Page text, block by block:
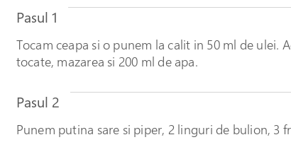
Pasul 1
Tocam ceapa si o punem la calit in 50 ml de ulei.
tocate, mazarea si 200 ml de apa.
Pasul 2
Punem putina sare si piper, 2 linguri de bulion, 3